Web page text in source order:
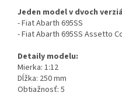
Jeden model v dvoch
- Fiat Abarth 695SS
- Fiat Abarth 695SS Assetto
Detaily modelu:
Mierka: 1:12
Dĺžka: 250 mm
Obtiažnosť: 5